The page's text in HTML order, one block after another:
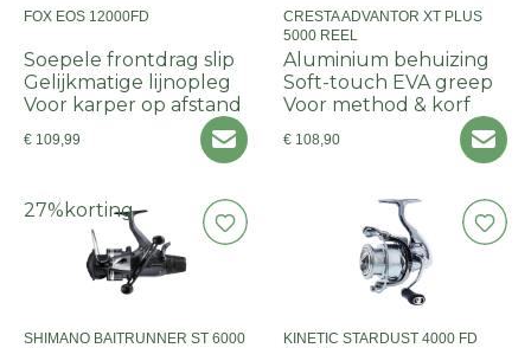
FOX EOS 12000FD
Soepele frontdrag slip
Gelijkmatige lijnopleg
Voor karper op afstand
€ 109,99
CRESTA ADVANTOR XT PLUS
5000 REEL
Aluminium behuizing
Soft-touch EVA greep
Voor method & korf
€ 108,90
27% korting
SHIMANO BAITRUNNER ST 6000
KINETIC STARDUST 4000 FD